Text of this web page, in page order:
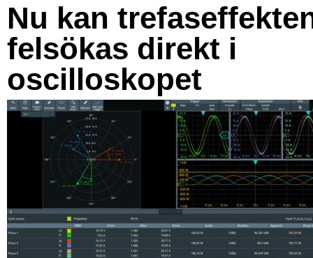
Nu kan
felsökas direkt i
oscilloskopet